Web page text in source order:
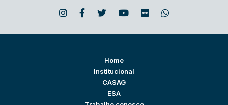
Home
Institucional
CASAG
ESA